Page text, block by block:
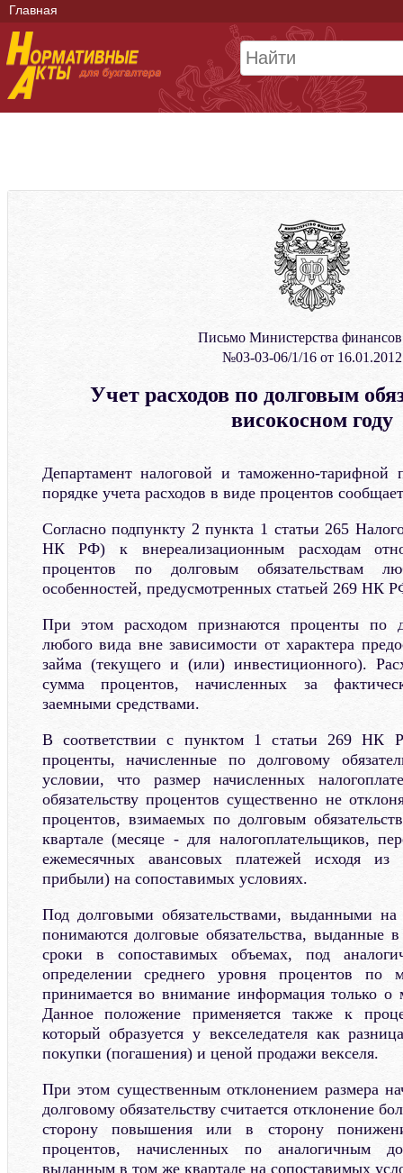
Главная
Письмо Министерства
№03-03-06/1/16 от 16.01.2012
Учет расходов по долговым
високосном году
Департамент налоговой и таможенно-
порядке учета расходов в виде процентов
Согласно подпункту 2 пункта 1 статьи 265
НК РФ) к внереализационным расходам
процентов по долговым обязательствам
особенностей, предусмотренных статьей 269 НК
При этом расходом признаются проценты по
любого вида вне зависимости от характера
займа (текущего и (или) инвестиционного).
сумма процентов, начисленных за
заемными средствами.
В соответствии с пунктом 1 статьи 269 НК
проценты, начисленные по долговому
условии, что размер начисленных
обязательству процентов существенно не
процентов, взимаемых по долговым
квартале (месяце - для налогоплательщиков,
ежемесячных авансовых платежей исходя из
прибыли) на сопоставимых условиях.
Под долговыми обязательствами, выданными на
понимаются долговые обязательства,
сроки в сопоставимых объемах, под
определении среднего уровня процентов по
принимается во внимание информация только о
Данное положение применяется также к
который образуется у векселедателя как
покупки (погашения) и ценой продажи векселя.
При этом существенным отклонением размера
долговому обязательству считается отклонение
сторону повышения или в сторону
процентов, начисленных по аналогичным
выданным в том же квартале на сопоставимых